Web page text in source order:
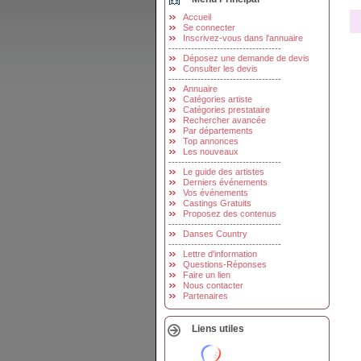
Accueil
Se connecter
Inscrivez-vous dans l'annuaire
-----------------------------------
Déposez une demande de devis
Consulter les devis
-----------------------------------
Annuaire
Catégories artiste
Catégories prestataire
Rechercher avancée
Par départements
Top annonces
Les nouveaux
-----------------------------------
Le guide des artistes
Derniers événements
Vos événements
Castings Gratuits
Proposez des contenus
-----------------------------------
Danses Country
-----------------------------------
Lettre d'information
Questions-Réponses
Faire un lien
Nous contacter
Partenaires
Liens utiles